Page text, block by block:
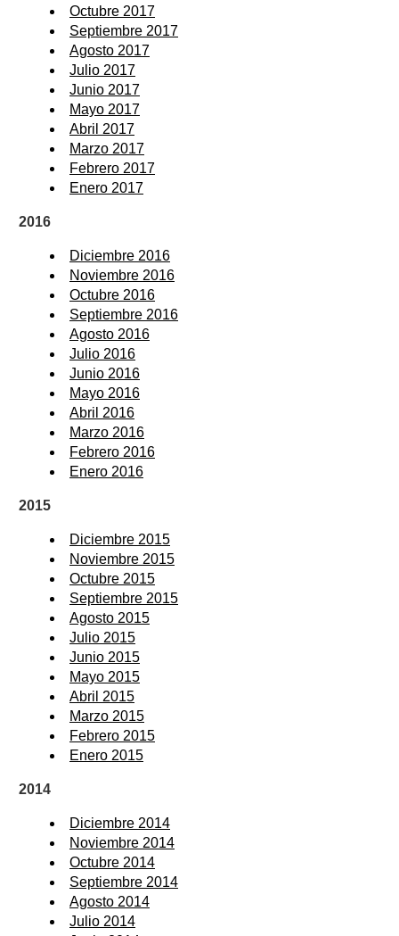
Octubre 2017
Septiembre 2017
Agosto 2017
Julio 2017
Junio 2017
Mayo 2017
Abril 2017
Marzo 2017
Febrero 2017
Enero 2017
2016
Diciembre 2016
Noviembre 2016
Octubre 2016
Septiembre 2016
Agosto 2016
Julio 2016
Junio 2016
Mayo 2016
Abril 2016
Marzo 2016
Febrero 2016
Enero 2016
2015
Diciembre 2015
Noviembre 2015
Octubre 2015
Septiembre 2015
Agosto 2015
Julio 2015
Junio 2015
Mayo 2015
Abril 2015
Marzo 2015
Febrero 2015
Enero 2015
2014
Diciembre 2014
Noviembre 2014
Octubre 2014
Septiembre 2014
Agosto 2014
Julio 2014